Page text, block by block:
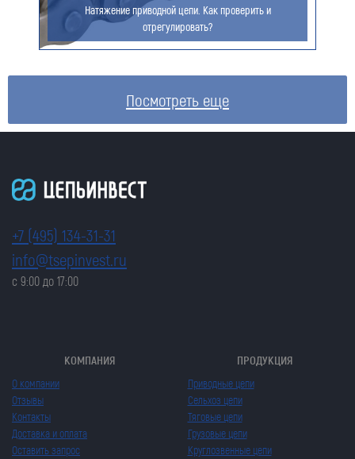
Натяжение приводной цепи. Как проверить и
отрегулировать?
Посмотреть еще
+7 (495) 134-31-31
info@tsepinvest.ru
с 9:00 до 17:00
КОМПАНИЯ
О компании
Отзывы
Контакты
Доставка и оплата
Оставить запрос
ПРОДУКЦИЯ
Приводные цепи
Сельхоз цепи
Тяговые цепи
Грузовые цепи
Круглозвенные цепи